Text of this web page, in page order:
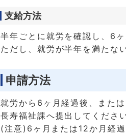
支給方法
半年ごとに就労を確認し、6
ただし、就労が半年を満たな
申請方法
就労から6ヶ月経過後、また
長寿福祉課へ提出してください
(注意)6ヶ月または12か月経